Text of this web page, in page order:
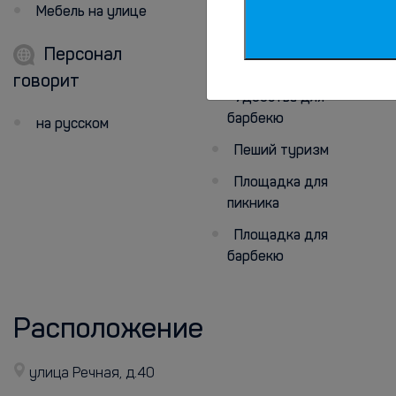
Мебель на улице
Персонал
говорит
на русском
Развлечения
Удобства для
барбекю
Пеший туризм
Площадка для
пикника
Площадка для
барбекю
Расположение
улица Речная, д.40